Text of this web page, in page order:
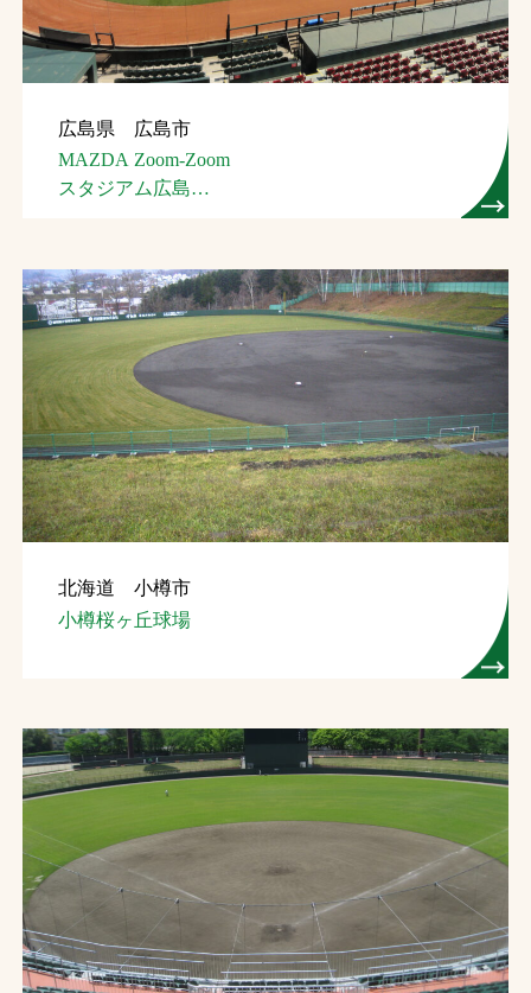
文字の見えづらさや操作にお困りの方へ
広島県 広島市
MAZDA Zoom-Zoom
スタジアム広島
北海道 小樽市
小樽桜ヶ丘球場